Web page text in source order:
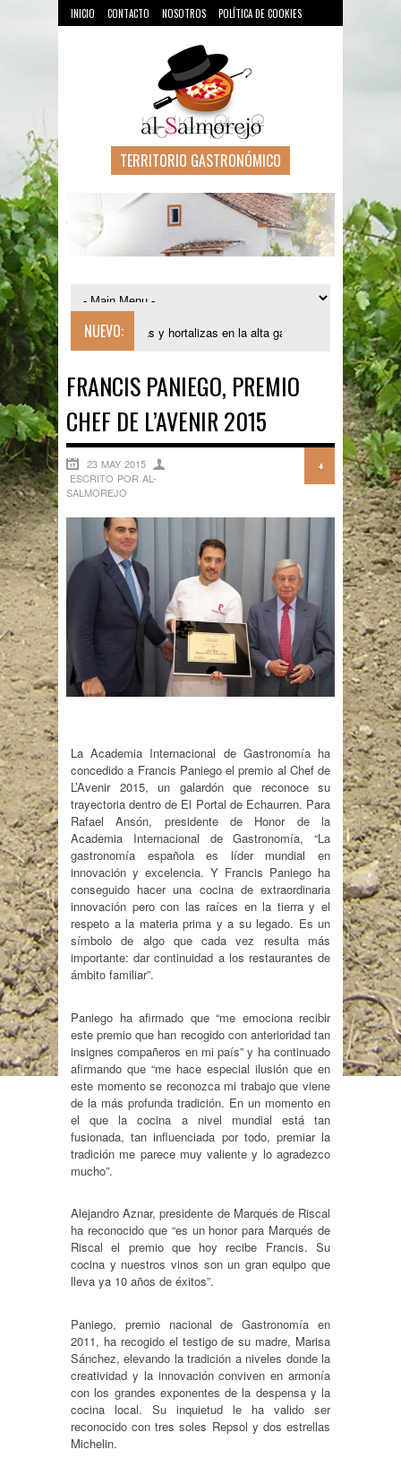
INICIO CONTACTO NOSOTROS POLÍTICA DE COOKIES
TERRITORIO GASTRONÓMICO
NUEVO:
por las frutas y hortalizas en la alta gastronomía Ángel León
FRANCIS PANIEGO, PREMIO
CHEF DE L’AVENIR 2015
+
23 MAY 2015
ESCRITO POR AL-
SALMOREJO
La Academia Internacional de Gastronomía ha
concedido a Francis Paniego el premio al Chef de
L’Avenir 2015, un galardón que reconoce su
trayectoria dentro de El Portal de Echaurren. Para
Rafael Ansón, presidente de Honor de la
Academia Internacional de Gastronomía, “La
gastronomía española es líder mundial en
innovación y excelencia. Y Francis Paniego ha
conseguido hacer una cocina de extraordinaria
innovación pero con las raíces en la tierra y el
respeto a la materia prima y a su legado. Es un
símbolo de algo que cada vez resulta más
importante: dar continuidad a los restaurantes de
ámbito familiar”.
Paniego ha afirmado que “me emociona recibir
este premio que han recogido con anterioridad tan
insignes compañeros en mi país” y ha continuado
afirmando que “me hace especial ilusión que en
este momento se reconozca mi trabajo que viene
de la más profunda tradición. En un momento en
el que la cocina a nivel mundial está tan
fusionada, tan influenciada por todo, premiar la
tradición me parece muy valiente y lo agradezco
mucho”.
Alejandro Aznar, presidente de Marqués de Riscal
ha reconocido que “es un honor para Marqués de
Riscal el premio que hoy recibe Francis. Su
cocina y nuestros vinos son un gran equipo que
lleva ya 10 años de éxitos”.
Paniego, premio nacional de Gastronomía en
2011, ha recogido el testigo de su madre, Marisa
Sánchez, elevando la tradición a niveles donde la
creatividad y la innovación conviven en armonía
con los grandes exponentes de la despensa y la
cocina local. Su inquietud le ha valido ser
reconocido con tres soles Repsol y dos estrellas
Michelin.